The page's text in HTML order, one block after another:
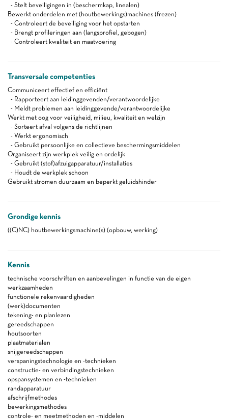
- Stelt beveiligingen in (beschermkap, linealen)
Bewerkt onderdelen met (houtbewerkings)machines (frezen)
- Controleert de beveiliging voor het opstarten
- Brengt profileringen aan (langsprofiel, gebogen)
- Controleert kwaliteit en maatvoering
Transversale competenties
Communiceert effectief en efficiënt
- Rapporteert aan leidinggevenden/verantwoordelijke
- Meldt problemen aan leidinggevende/verantwoordelijke
Werkt met oog voor veiligheid, milieu, kwaliteit en welzijn
- Sorteert afval volgens de richtlijnen
- Werkt ergonomisch
- Gebruikt persoonlijke en collectieve beschermingsmiddelen
Organiseert zijn werkplek veilig en ordelijk
- Gebruikt (stof)afzuigapparatuur/installaties
- Houdt de werkplek schoon
Gebruikt stromen duurzaam en beperkt geluidshinder
Grondige kennis
((C)NC) houtbewerkingsmachine(s) (opbouw, werking)
Kennis
technische voorschriften en aanbevelingen in functie van de eigen
werkzaamheden
functionele rekenvaardigheden
(werk)documenten
tekening- en planlezen
gereedschappen
houtsoorten
plaatmaterialen
snijgereedschappen
verspaningstechnologie en -technieken
constructie- en verbindingstechnieken
opspansystemen en -technieken
randapparatuur
afschrijfmethodes
bewerkingsmethodes
controle- en meetmethoden en -middelen